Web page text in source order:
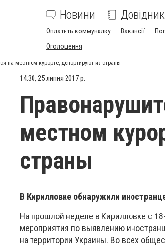
Новини Довідник
Оплатить коммуналку Вакансії
Оголошення
на местном курорте, депортируют из страны
14:30, 25 липня 2017 р.
местном
страны
В Кирилловке обнаружили
На прошлой неделе в Кирилловке с
мероприятия по выявлению
на территории Украины. Во всех